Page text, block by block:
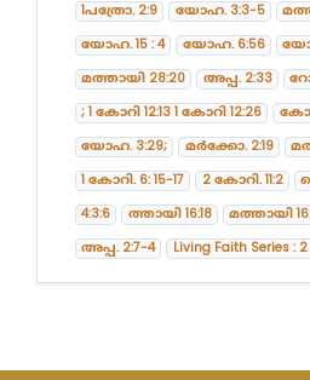
1പത്രോ. 2:9
യോഹ. 3:3-5
യോഹ. 15 : 4
യോഹ. 6:56
മത്തായി 28:20
അപ്പ. 2:33
; 1 കോറി 12:13 1 കോറി 12:26
യോഹ. 3:29;
മർക്കോ. 2:19
1 കോറി. 6: 15-17
2 കോറി. 11:2
4:3:6
ത്തായി 16:18 മത്തായി 16:
അപ്പ. 2:7-4
Living Faith Series :